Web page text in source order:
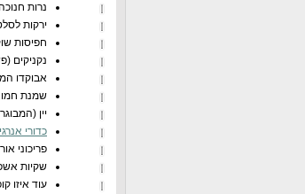
נרות
ירקות
חפיסות
נקניקים
אבוקדו
שמנת
יין
כדורי
פריכוני
שקיות
עוד איזו